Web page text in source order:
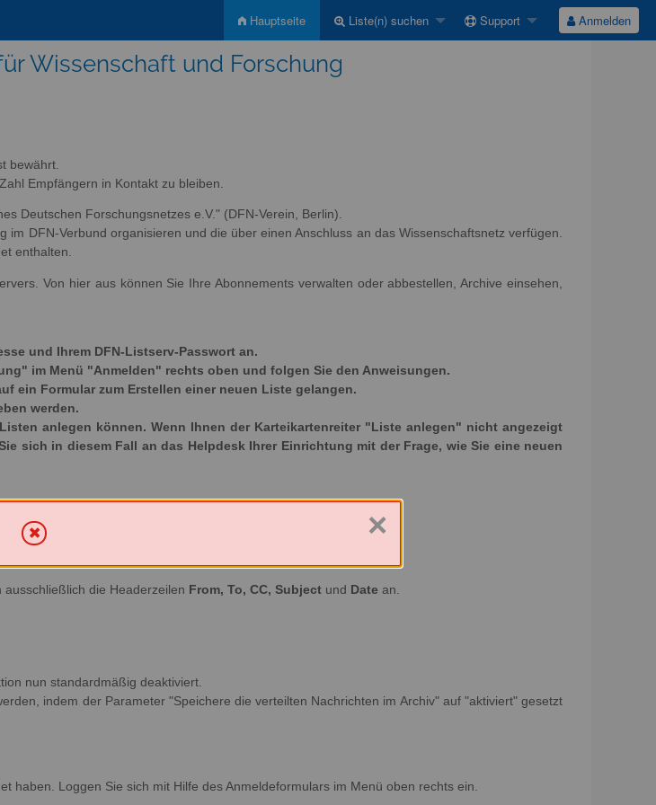
Hauptseite Liste(n) suchen Support Anmelden
Wissenschaft und Forschung
bewährt.
Empfängern in Kontakt zu bleiben.
Deutschen Forschungsnetzes e.V." (DFN-Verein, Berlin).
DFN-Verbund organisieren und die über einen Anschluss an das Wissenschaftsnetz verfügen.
enthalten.
Von hier aus können Sie Ihre Abonnements verwalten oder abbestellen, Archive einsehen,
und Ihrem DFN-Listserv-Passwort an.
im Menü "Anmelden" rechts oben und folgen Sie den Anweisungen.
ein Formular zum Erstellen einer neuen Liste gelangen.
werden.
anlegen können. Wenn Ihnen der Karteikartenreiter "Liste anlegen" nicht angezeigt
sich in diesem Fall an das Helpdesk Ihrer Einrichtung mit der Frage, wie Sie eine neuen
die Headerzeilen From, To, CC, Subject und Date an.
nun standardmäßig deaktiviert.
indem der Parameter "Speichere die verteilten Nachrichten im Archiv" auf "aktiviert" gesetzt
haben. Loggen Sie sich mit Hilfe des Anmeldeformulars im Menü oben rechts ein.
×